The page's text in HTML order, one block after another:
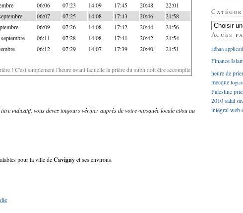
06:06 07:23 14:09 17:45 20:48 22:01
06:07 07:25 14:08 17:43 20:46 21:58
06:09 07:26 14:08 17:42 20:44 21:56
06:11 07:28 14:08 17:41 20:42 21:54
06:12 07:29 14:07 17:39 20:40 21:51
! C'est simplement l'heure avant laquelle la prière du subh doit être accomplie
indicatif, vous devez toujours vérifier auprès de votre mosquée locale et/ou au
pour la ville deCavignyet ses environs.
Accès
adhan
Finance
heure de
mecque
Palestine
2010salat
intégralweb